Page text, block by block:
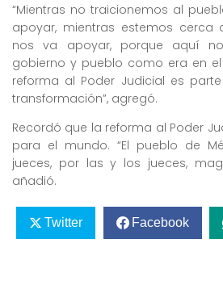
“Mientras no traicionemos al
apoyar, mientras estemos cerca
nos va apoyar, porque aquí
gobierno y pueblo como era en
reforma al Poder Judicial es
transformación”, agregó.
Recordó que la reforma al Poder
para el mundo. “El pueblo de
jueces, por las y los jueces,
añadió.
Twitter Facebook